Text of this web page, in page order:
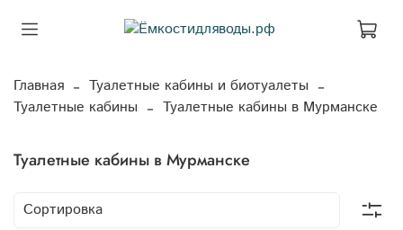
Главная
Туалетные кабины и биотуалеты
Туалетные кабины
Туалетные кабины в Мурманске
Туалетные кабины в Мурманске